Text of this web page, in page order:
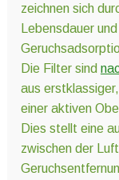
zeichnen sich
Lebensdauer
Die Filter sind
aus
einer aktiven
Dies stellt eine
zwischen der